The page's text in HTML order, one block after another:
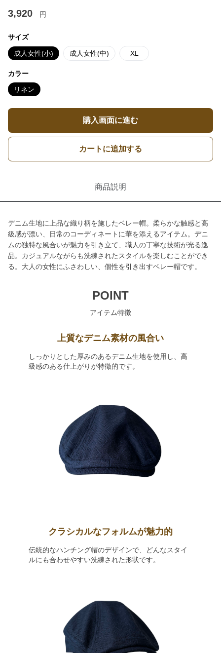
3,920 円
サイズ
成人女性(小) 成人女性(中) XL
カラー
リネン
購入画面に進む
カートに追加する
商品説明
デニム生地に上品な織り柄を施したベレー帽。柔らかな触感と高
級感が漂い、日常のコーディネートに華を添えるアイテム。デニ
ムの独特な風合いが魅力を引き立て、職人の丁寧な技術が光る逸
品。カジュアルながらも洗練されたスタイルを楽しむことができ
る。大人の女性にふさわしい、個性を引き出すベレー帽です。
POINT
アイテム特徴
上質なデニム素材の風合い
しっかりとした厚みのあるデニム生地を使用し、高
級感のある仕上がりが特徴的です。
クラシカルなフォルムが魅力的
伝統的なハンチング帽のデザインで、どんなスタイ
ルにも合わせやすい洗練された形状です。